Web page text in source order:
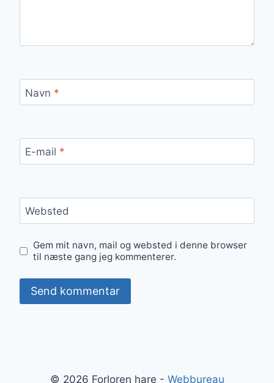
Navn *
E-mail *
Websted
Gem mit navn, mail og websted i denne browser
til næste gang jeg kommenterer.
© 2026 Forloren hare - Webbureau